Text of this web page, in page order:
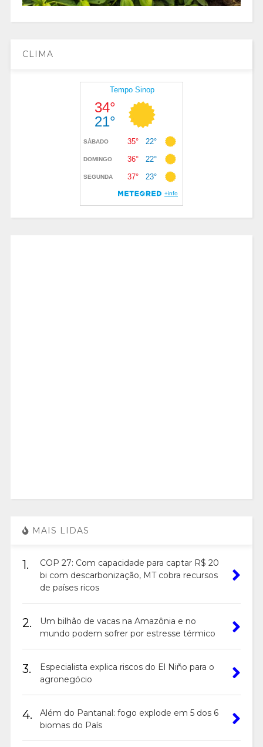
CLIMA
MAIS LIDAS
1.
COP 27: Com capacidade para captar R$ 20
bi com descarbonização, MT cobra recursos
de países ricos
2.
Um bilhão de vacas na Amazônia e no
mundo podem sofrer por estresse térmico
3.
Especialista explica riscos do El Niño para o
agronegócio
4.
Além do Pantanal: fogo explode em 5 dos 6
biomas do País